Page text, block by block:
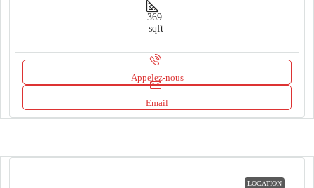
369
sqft
Appelez-nous
Email
LOCATION